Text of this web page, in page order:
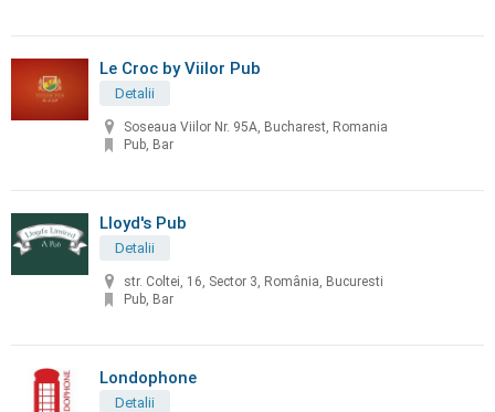
Le Croc by Viilor Pub
Detalii
Soseaua Viilor Nr. 95A, Bucharest, Romania
Pub, Bar
Lloyd's Pub
Detalii
str. Coltei, 16, Sector 3, România, Bucuresti
Pub, Bar
Londophone
Detalii